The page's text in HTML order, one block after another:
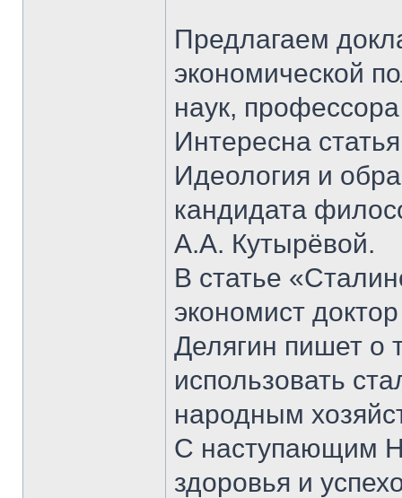
Предлагаем
экономической
наук,
Интересна
Идеология и
кандидата
А.А. Кутырёвой.
В статье
экономист
Делягин пишет о
использовать
народным
С наступающим
здоровья и